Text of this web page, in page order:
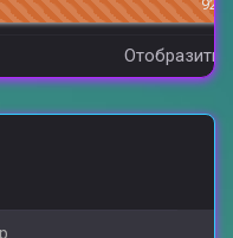
92/
Отобразить